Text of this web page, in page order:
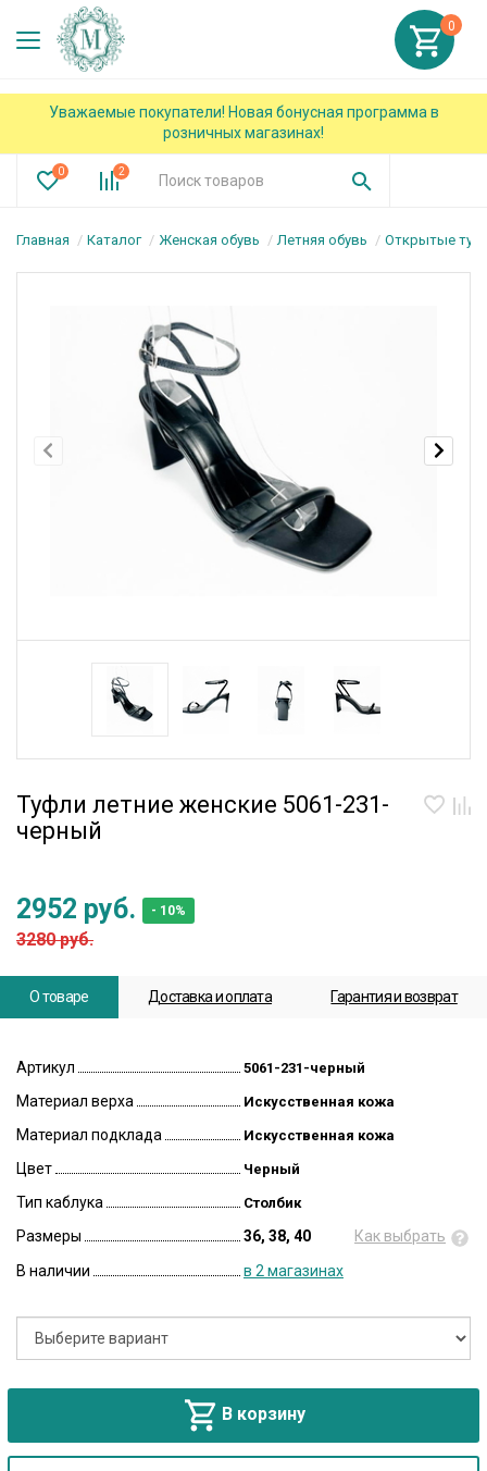
Уважаемые покупатели! Новая бонусная программа в
розничных магазинах!
0 2
0
Главная Каталог Женская обувь Летняя обувь Открытые
Туфли летние женские 5061-231-
черный
2952 руб. - 10%
3280 руб.
О товаре Доставка и оплата Гарантия и возврат
Артикул 5061-231-черный
Материал верха Искусственная кожа
Материал подклада Искусственная кожа
Цвет Черный
Тип каблука Столбик
Размеры 36, 38, 40
Как выбрать
В наличии
в 2 магазинах
В корзину